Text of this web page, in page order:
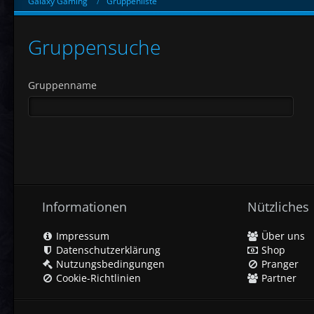
Gruppensuche
Gruppenname
Informationen
Impressum
Datenschutzerklärung
Nutzungsbedingungen
Cookie-Richtlinien
Nützliches
Über uns
Shop
Pranger
Partner